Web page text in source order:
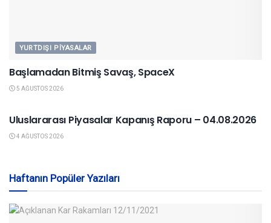
YURTDIŞI PIYASALAR
Başlamadan Bitmiş Savaş, SpaceX
5 AĞUSTOS 2026
Uluslararası Piyasalar Kapanış Raporu – 04.08.2026
4 AĞUSTOS 2026
Haftanın Popüler Yazıları